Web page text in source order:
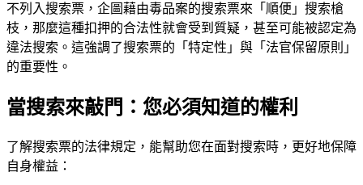
不列入搜索票，企圖藉由毒品案的搜索票來「順便」搜索槍
枝，那麼這種扣押的合法性就會受到質疑，甚至可能被認定為
違法搜索。這強調了搜索票的「特定性」與「法官保留原則」
的重要性。
當搜索來敲門：您必須知道的權利
了解搜索票的法律規定，能幫助您在面對搜索時，更好地保障
自身權益：